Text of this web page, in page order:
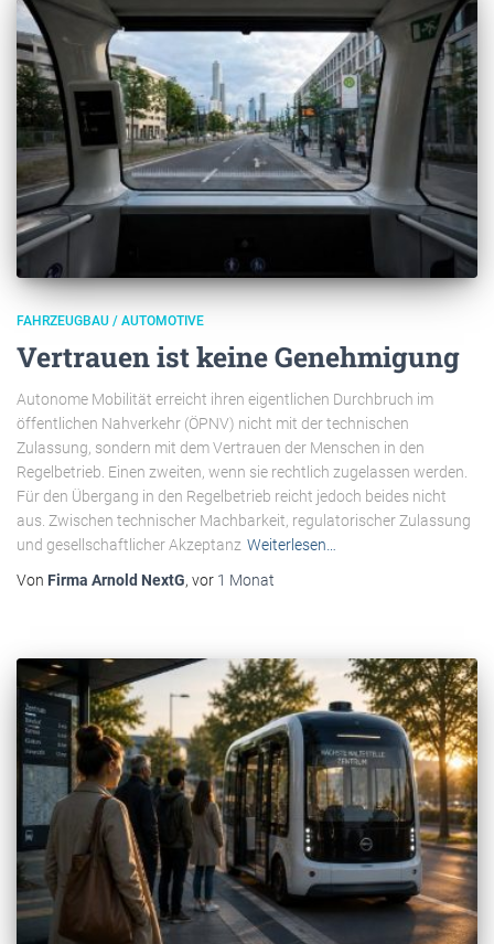
FAHRZEUGBAU / AUTOMOTIVE
Vertrauen ist keine Genehmigung
Autonome Mobilität erreicht ihren eigentlichen Durchbruch im
öffentlichen Nahverkehr (ÖPNV) nicht mit der technischen
Zulassung, sondern mit dem Vertrauen der Menschen in den
Regelbetrieb. Einen zweiten, wenn sie rechtlich zugelassen werden.
Für den Übergang in den Regelbetrieb reicht jedoch beides nicht
aus. Zwischen technischer Machbarkeit, regulatorischer Zulassung
und gesellschaftlicher Akzeptanz Weiterlesen…
Von Firma Arnold NextG, vor 1 Monat